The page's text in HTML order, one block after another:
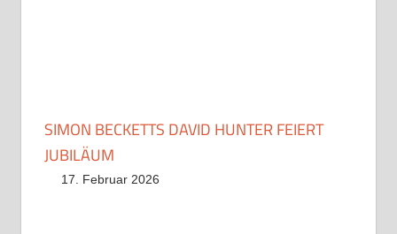
SIMON BECKETTS DAVID HUNTER FEIERT
JUBILÄUM
17. Februar 2026